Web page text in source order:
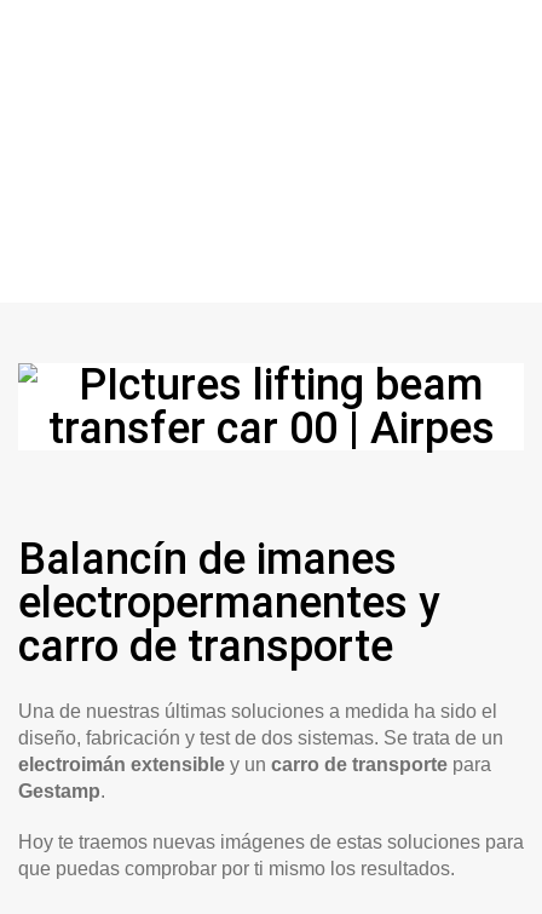
Balancín de imanes
electropermanentes y
carro de transporte
Una de nuestras últimas soluciones a medida ha sido el
diseño, fabricación y test de dos sistemas. Se trata de un
electroimán extensible y un carro de transporte para
Gestamp.
Hoy te traemos nuevas imágenes de estas soluciones para
que puedas comprobar por ti mismo los resultados.